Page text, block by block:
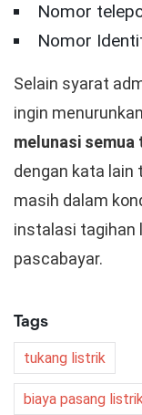
Nomor
Nomor
Selain syarat
ingin
melunasi
dengan kata lain
masih dalam
instalasi tagihan
pascabayar.
Tags
tukang listrik
biaya pasang